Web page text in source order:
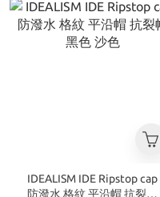
IDEALISM IDE Ripstop cap
防潑水 格紋 平沿帽 抗裂帽